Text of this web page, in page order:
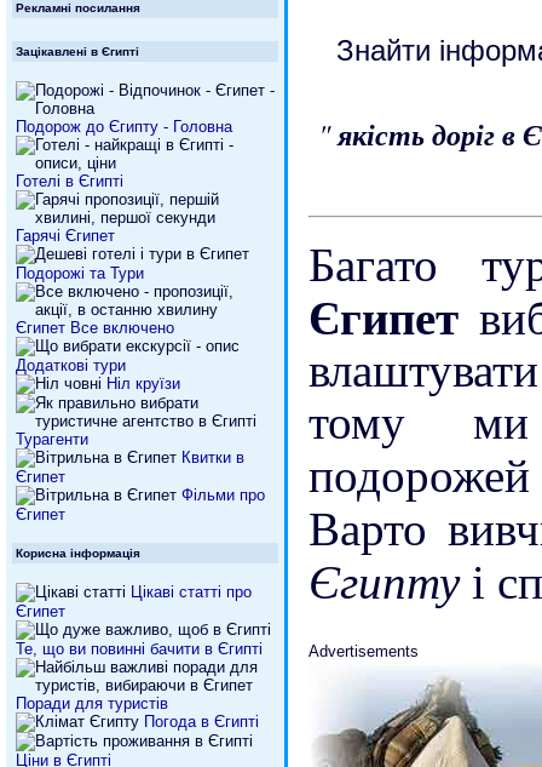
Рекламні посилання
Зацікавлені в Єгипті
Подорож до Єгипту - Головна
Готелі в Єгипті
Гарячі Єгипет
Подорожі та Тури
Єгипет Все включено
Додаткові тури
Ніл круїзи
Турагенти
Квитки в
Єгипет
Фільми про
Єгипет
Корисна інформація
Цікаві статті про
Єгипет
Те, що ви повинні бачити в Єгипті
Поради для туристів
Погода в Єгипті
Ціни в Єгипті
Знайти
"якість доріг в
Багато
Єгипет
тому ми
Варто
Єгиптуі
Advertisements